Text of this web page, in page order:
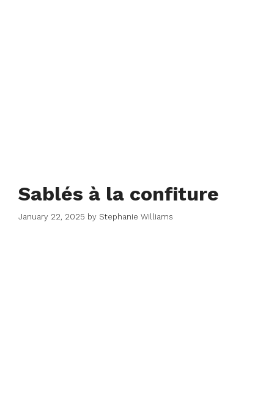
Sablés à la confiture
January 22, 2025 by Stephanie Williams